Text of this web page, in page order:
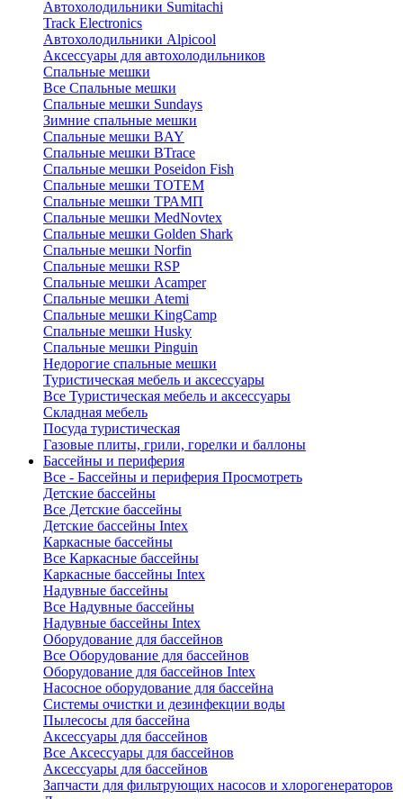
Автохолодильники Sumitachi
Track Electronics
Автохолодильники Alpicool
Аксессуары для автохолодильников
Спальные мешки
Все Спальные мешки
Спальные мешки Sundays
Зимние спальные мешки
Спальные мешки BAY
Спальные мешки BTrace
Спальные мешки Poseidon Fish
Спальные мешки ТОТЕМ
Спальные мешки ТРАМП
Cпальные мешки MedNovtex
Спальные мешки Golden Shark
Спальные мешки Norfin
Спальные мешки RSP
Спальные мешки Acamper
Спальные мешки Atemi
Спальные мешки KingCamp
Спальные мешки Husky
Спальные мешки Pinguin
Недорогие спальные мешки
Туристическая мебель и аксессуары
Все Туристическая мебель и аксессуары
Складная мебель
Посуда туристическая
Газовые плиты, грили, горелки и баллоны
Бассейны и периферия
Все - Бассейны и периферия Просмотреть
Детские бассейны
Все Детские бассейны
Детские бассейны Intex
Каркасные бассейны
Все Каркасные бассейны
Каркасные бассейны Intex
Надувные бассейны
Все Надувные бассейны
Надувные бассейны Intex
Оборудование для бассейнов
Все Оборудование для бассейнов
Оборудование для бассейнов Intex
Насосное оборудование для бассейна
Системы очистки и дезинфекции воды
Пылесосы для бассейна
Аксессуары для бассейнов
Все Аксессуары для бассейнов
Аксессуары для бассейнов
Запчасти для фильтрующих насосов и хлорогенераторов